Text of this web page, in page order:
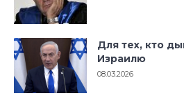
Для тех, кто
Израилю
08.03.2026